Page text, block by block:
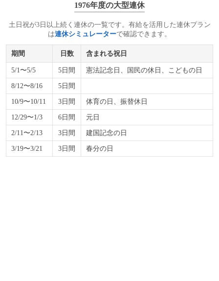
1976年度の大型連休
土日祝が3日以上続く連休の一覧です。有給を活用した連休プラン
は連休シミュレーターで確認できます。
期間 日数 含まれる祝日
5/1〜5/5 5日間
憲法記念日、国民の休日、こどもの日
8/12〜8/16
5日間
10/9〜10/11
3日間
体育の日、振替休日
12/29〜1/3
6日間
元日
2/11〜2/13
3日間
建国記念の日
3/19〜3/21
3日間 春分の日